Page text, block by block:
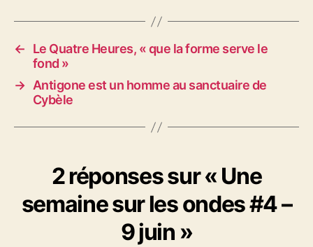
←
Le Quatre Heures, « que la forme serve le
fond »
→ Antigone est un homme au sanctuaire de
Cybèle
2 réponses sur « Une
semaine sur les ondes #4 –
9 juin »